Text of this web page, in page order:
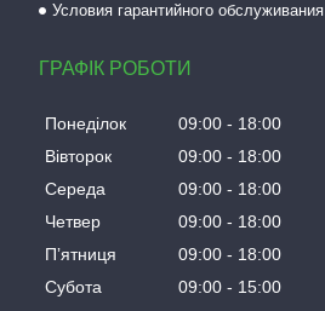
Условия гарантийного обслуживания
ГРАФІК РОБОТИ
Понеділок 09:00
18:00
Вівторок
09:00
18:00
Середа
09:00
18:00
Четвер
09:00
18:00
Пʼятниця
09:00
18:00
Субота
09:00
15:00